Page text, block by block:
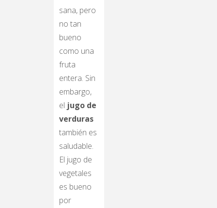
sana, pero
no tan
bueno
como una
fruta
entera. Sin
embargo,
el jugo de
verduras
también es
saludable.
El jugo de
vegetales
es bueno
por